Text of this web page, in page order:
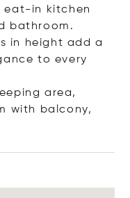
eat-in kitchen
bathroom.
in height add a
to every
area,
with balcony,